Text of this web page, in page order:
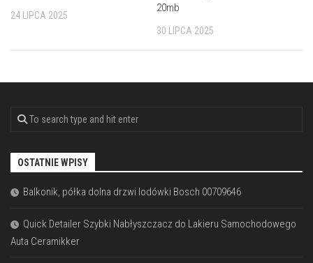
24 LIPCA 2025
20mb
30 LIPCA 2025
OSTATNIE WPISY
Balkonik, półka dolna drzwi lodówki Bosch 00709646
Quick Detailer Szybki Nabłyszczacz do Lakieru Samochodowego
Auta Ceramikker